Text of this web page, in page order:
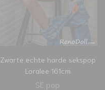
Zwarte echte harde sekspop
Loralee 161cm
SE pop